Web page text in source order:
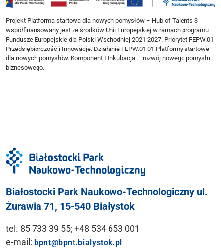
Projekt Platforma startowa dla nowych pomysłów – Hub of Talents 3
współfinansowany jest ze środków Unii Europejskiej w ramach programu
Fundusze Europejskie dla Polski Wschodniej 2021-2027. Priorytet FEPW.01
Przedsiębiorczość i Innowacje. Działanie FEPW.01.01 Platformy startowe
dla nowych pomysłów. Komponent I Inkubacja – rozwój nowego pomysłu
biznesowego.
Białostocki Park Naukowo-Technologiczny ul.
Żurawia 71, 15-540 Białystok
tel. 85 733 39 55; +48 534 653 001
e-mail: bpnt@bpnt.bialystok.pl